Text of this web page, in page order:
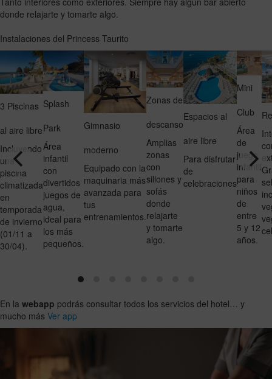
donde relajarte y tomarte algo.
Instalaciones del Princess Taurito
3 Piscinas
al aire libre
Incluyendo
una
piscina
climatizada
en
temporada
de invierno
(01/11 a
30/04).
Splash
Park
Área
infantil
con
divertidos
juegos de
agua,
ideal para
los más
pequeños.
Gimnasio
moderno
Equipado con la
maquinaria más
avanzada para
tus
entrenamientos.
Zonas de
descanso
Amplias
zonas
con
sillones y
sofás
donde
relajarte
y tomarte
algo.
Espacios al
aire libre
Para disfrutar
de
celebraciones
Mini
Club
Área
de
juego
infantil
para
niños
de
entre
5 y 12
años.
En la webapp podrás consultar todos los servicios del hotel… y
mucho más Ver app